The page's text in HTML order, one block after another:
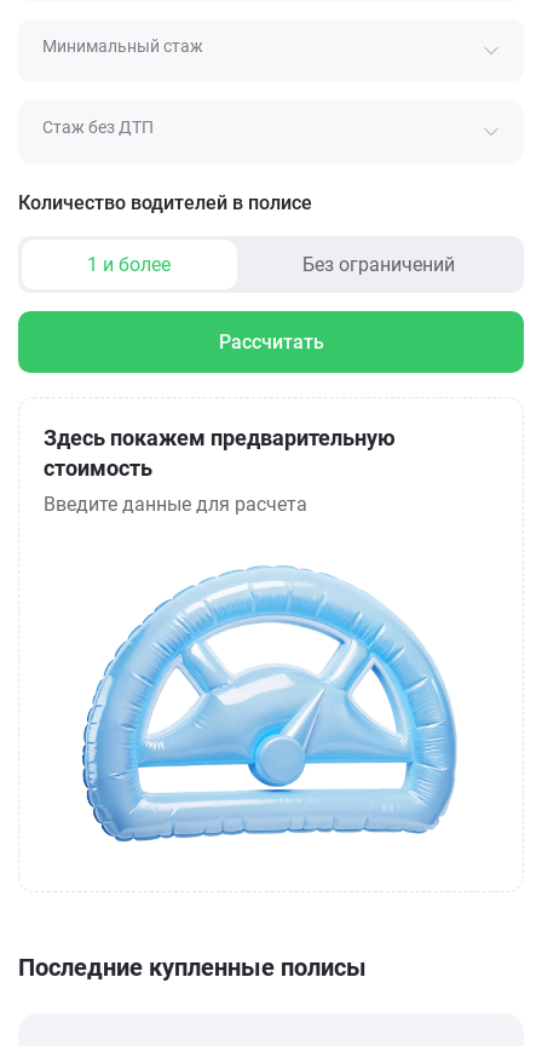
Минимальный стаж
Стаж без ДТП
Количество водителей в полисе
1 и более Без ограничений
Рассчитать
Здесь покажем предварительную
стоимость
Введите данные для расчета
Последние купленные полисы